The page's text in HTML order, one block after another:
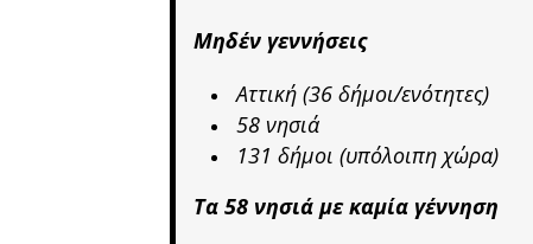
Μηδέν γεννήσεις
Αττική (36 δήμοι/ενότητες)
58 νησιά
131 δήμοι (υπόλοιπη χώρα)
Τα 58 νησιά με καμία γέννηση